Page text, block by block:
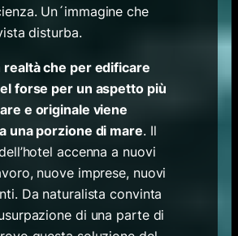
Un´immagine che
disturba.
realtà che per edificare
forse per un aspetto più
e originale viene
una porzione di mare. Il
accenna a nuovi
nuove imprese, nuovi
Da naturalista convinta
di una parte di